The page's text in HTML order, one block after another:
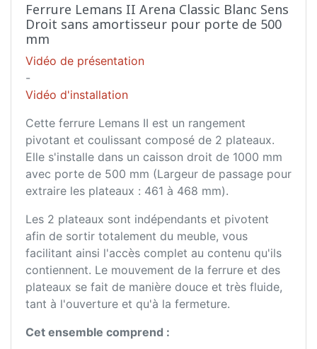
Ferrure Lemans II Arena Classic Blanc Sens
Droit sans amortisseur pour porte de 500
mm
Vidéo de présentation
-
Vidéo d'installation
Cette ferrure Lemans II est un rangement
pivotant et coulissant composé de 2 plateaux.
Elle s'installe dans un caisson droit de 1000 mm
avec porte de 500 mm (Largeur de passage pour
extraire les plateaux : 461 à 468 mm).
Les 2 plateaux sont indépendants et pivotent
afin de sortir totalement du meuble, vous
facilitant ainsi l'accès complet au contenu qu'ils
contiennent. Le mouvement de la ferrure et des
plateaux se fait de manière douce et très fluide,
tant à l'ouverture et qu'à la fermeture.
Cet ensemble comprend :